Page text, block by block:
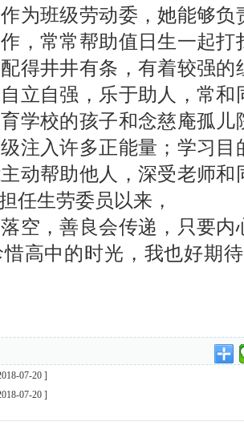
作为班级劳动委，她能够负
，常常帮助值日生一起打
得井井有条，有着较强的
立自强，乐于助人，常和
学校的孩子和念慈庵孤儿
注入许多正能量；学习目
动帮助他人，深受老师和
任生劳委员以来，
空，善良会传递，只要内
高中的时光，我也好期
07-20 ]
07-20 ]